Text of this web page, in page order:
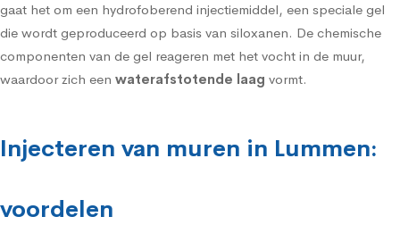
gaat het om een hydrofoberend injectiemiddel, een speciale gel
die wordt geproduceerd op basis van siloxanen. De chemische
componenten van de gel reageren met het vocht in de muur,
waardoor zich een waterafstotende laag vormt.
Injecteren van muren in Lummen:
voordelen